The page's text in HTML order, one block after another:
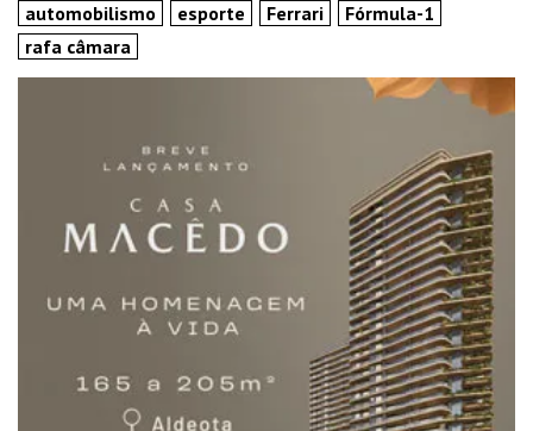
automobilismo esporte Ferrari
Fórmula-1
rafa câmara